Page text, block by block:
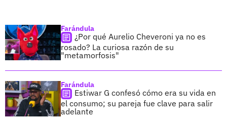
Farándula
¿Por qué Aurelio Cheveroni ya no es
rosado? La curiosa razón de su
"metamorfosis"
Farándula
Estiwar G confesó cómo era su vida en
el consumo; su pareja fue clave para salir
adelante